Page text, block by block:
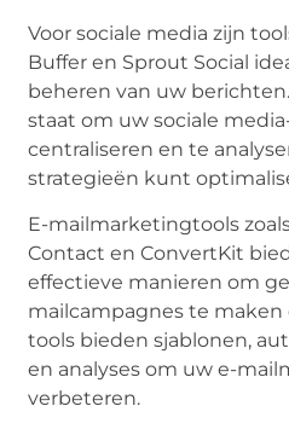
Voor sociale media zijn
Buffer en Sprout Social
beheren van uw
staat om uw sociale
centraliseren en te
strategieën kunt
E-mailmarketingtools
Contact en ConvertKit
effectieve manieren om
mailcampagnes te maken
tools bieden sjablonen,
en analyses om uw e-
verbeteren.